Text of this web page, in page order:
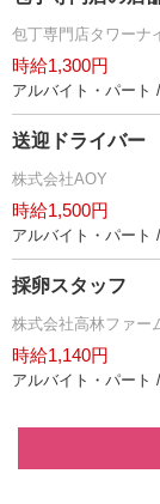
包丁専門店タワーナ
時給1,300円
アルバイト・パート
送迎ドライバー
株式会社AOY
時給1,500円
アルバイト・パート
採卵スタッフ
株式会社高林ファー
時給1,140円
アルバイト・パート